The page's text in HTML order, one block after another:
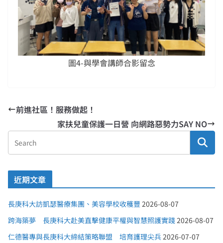
圖4-與學會講師合影留念
前進社區！服務做起！
家扶兒童保護一日營 向網路惡勢力SAY NO
近期文章
長庚科大訪凱瑟醫療集團、美容學校收穫豐 2026-08-07
跨海築夢 長庚科大赴美直擊健康平權與智慧照護實踐2026-08-07
仁德醫專與長庚科大締結策略聯盟 培育護理尖兵2026-07-07